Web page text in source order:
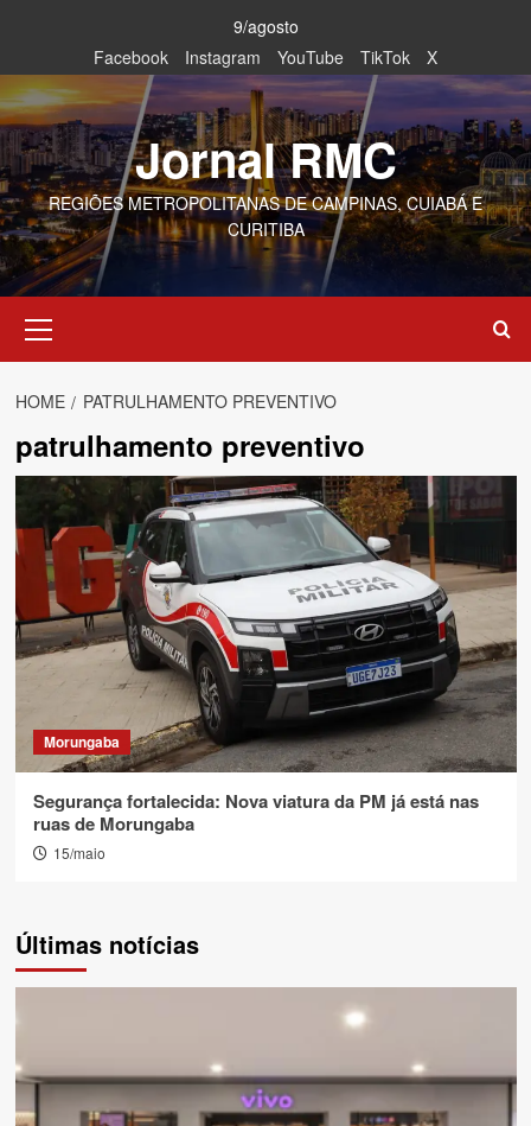
content
9/agosto
Facebook
Instagram YouTube TikTok X
Jornal RMC
REGIÕES METROPOLITANAS DE CAMPINAS, CUIABÁ E
CURITIBA
Menu
HOME PATRULHAMENTO PREVENTIVO
patrulhamento preventivo
Morungaba
Segurança fortalecida: Nova viatura da PM já está nas
ruas de Morungaba
15/maio
Últimas notícias